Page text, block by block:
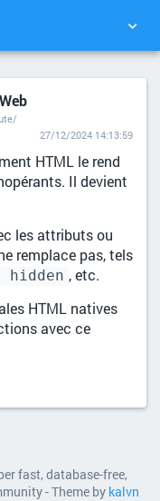
PICTURE WALL
SEARCH
27/12/2024 14:13:59
HTML le rend
Il devient
les attributs ou
remplace pas, tels
, etc.
HTML natives
avec ce
fast, database-free,
- Theme by kalvn